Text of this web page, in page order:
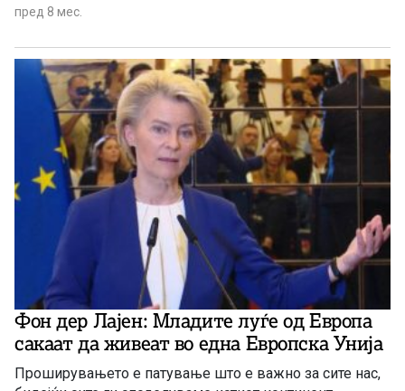
пред 8 мес.
Фон дер Лајен: Младите луѓе од Европа
сакаат да живеат во една Европска Унија
Проширувањето е патување што е важно за сите нас,